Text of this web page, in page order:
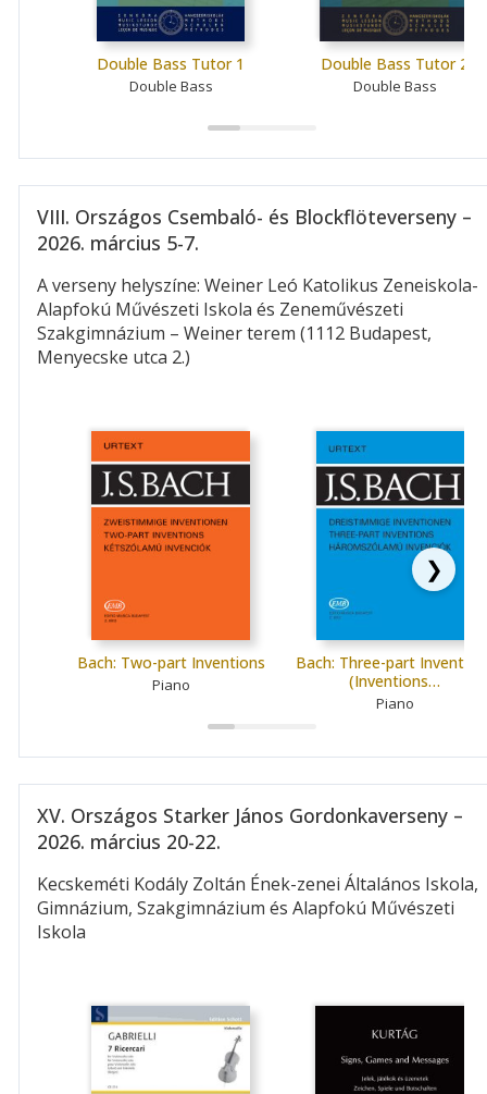
Double Bass Tutor 1
Double Bass
Double Bass Tutor 2
Double Bass
VIII. Országos Csembaló- és Blockflöteverseny –
2026. március 5-7.
A verseny helyszíne: Weiner Leó Katolikus Zeneiskola-
Alapfokú Művészeti Iskola és Zeneművészeti
Szakgimnázium – Weiner terem (1112 Budapest,
Menyecske utca 2.)
Bach: Two-part Inventions
Piano
Bach: Three-part
(Inventions…
Piano
❯
XV. Országos Starker János Gordonkaverseny –
2026. március 20-22.
Kecskeméti Kodály Zoltán Ének-zenei Általános Iskola,
Gimnázium, Szakgimnázium és Alapfokú Művészeti
Iskola